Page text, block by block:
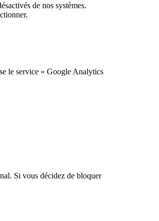
de nos systèmes.
le service « Google Analytics
Si vous décidez de bloquer